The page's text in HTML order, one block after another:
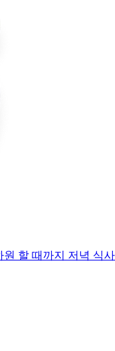
할 때까지 저녁 식사